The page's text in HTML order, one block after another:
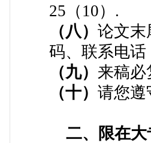
25（10）.
（八） 论文末
码、联系电
（九） 来稿必
（十） 请您遵
二、限在